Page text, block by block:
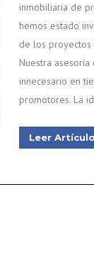
inmobiliaria de
hemos estado
de los proyectos
Nuestra
innecesario en
promotores. La
Leer Artículo